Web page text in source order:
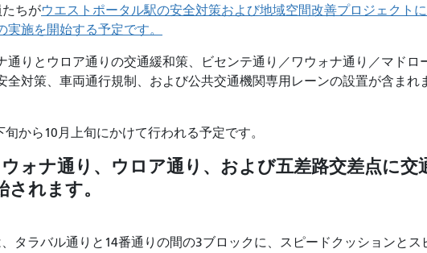
ちがウエストポータル駅の安全対策および地域空間改善プロジェクトに
施を開始する予定です。
通りとウロア通りの交通緩和策、ビセンテ通り／ワウォナ通り／マドロ
全対策、車両通行規制、および公共交通機関専用レーンの設置が含まれ
から10月上旬にかけて行われる予定です。
ォナ通り、ウロア通り、および五差路交差点に交
されます。
タラバル通りと14番通りの間の3ブロックに、スピードクッションとス